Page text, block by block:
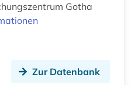
Gotha
Zur Datenbank